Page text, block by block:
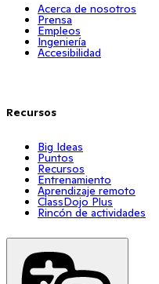
Acerca de nosotros
Prensa
Empleos
Ingeniería
Accesibilidad
Recursos
Big Ideas
Puntos
Recursos
Entrenamiento
Aprendizaje remoto
ClassDojo Plus
Rincón de actividades